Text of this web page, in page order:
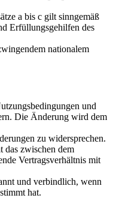
a bis c gilt sinngemäß
Erfüllungsgehilfen des
nationalem
und
Die Änderung wird dem
zu widersprechen.
das zwischen dem
Vertragsverhältnis mit
und verbindlich, wenn
hat.